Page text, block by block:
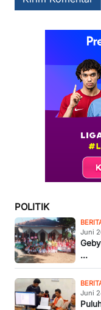
POLITIK
Juni
...
Juni